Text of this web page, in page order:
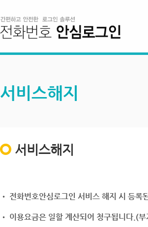
서비스해지
서비스해지
• 전화번호안심로그인 서비스 해지 시 등록
• 이용요금은 일할 계산되어 청구됩니다.(